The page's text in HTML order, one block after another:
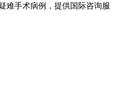
难手术病例，提供国际咨询服